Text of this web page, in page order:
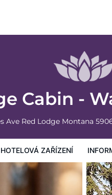
Cabin -
Ave Red Lodge Montana
HOTELOVÁ ZAŘÍZENÍ